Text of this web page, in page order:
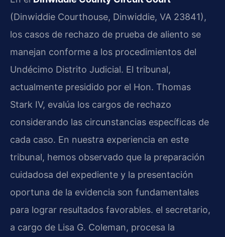
(Dinwiddie Courthouse, Dinwiddie, VA 23841),
los casos de rechazo de prueba de aliento se
manejan conforme a los procedimientos del
Undécimo Distrito Judicial. El tribunal,
actualmente presidido por el Hon. Thomas
Stark IV, evalúa los cargos de rechazo
considerando las circunstancias específicas de
cada caso. En nuestra experiencia en este
tribunal, hemos observado que la preparación
cuidadosa del expediente y la presentación
oportuna de la evidencia son fundamentales
para lograr resultados favorables. el secretario,
a cargo de Lisa G. Coleman, procesa la